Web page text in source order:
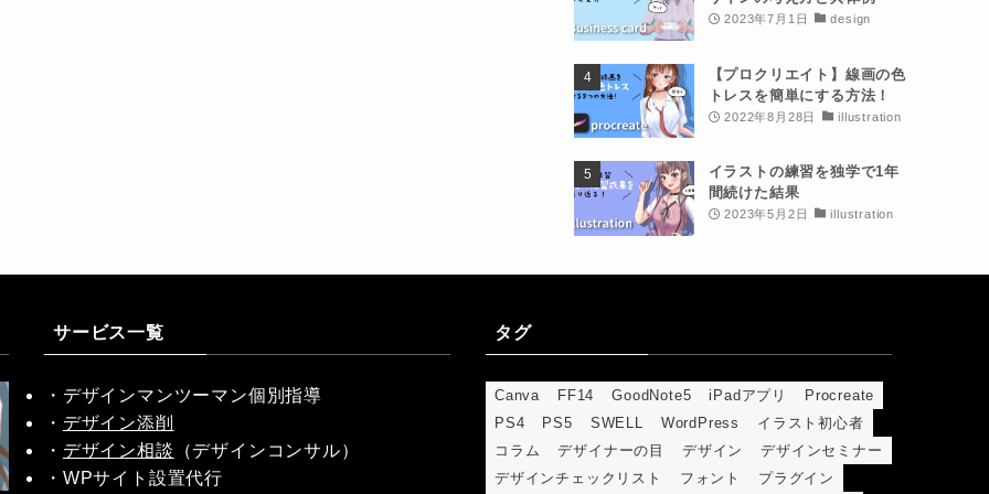
2023年7月1日 design
【プロクリエイト】線画の色
トレスを簡単にする方法！
2022年8月28日 illustration
イラストの練習を独学で1年
間続けた結果
2023年5月2日 illustration
サービス一覧
・デザインマンツーマン個別指導
・ デザイン添削
・ デザイン相談 （デザインコンサル）
・WPサイト設置代行
タグ
Canva FF14 GoodNote5 iPadアプリ
Procreate
PS4
PS5 SWELL WordPress
イラスト初心者
コラム
デザイナーの目 デザイン
デザインセミナー
デザインチェックリスト
フォント プラグイン